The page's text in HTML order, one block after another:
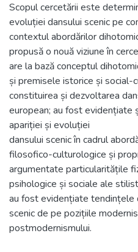
Scopul cercetării este
evoluției dansului scenic pe
contextul abordărilor
propusă o nouă viziune în
are la bază conceptul
și premisele istorice și social-
constituirea și dezvoltarea
european; au fost evidențiate
apariției și evoluției
dansului scenic în cadrul
filosofico-culturologice și
argumentate particularitățile
psihologice și sociale ale
au fost evidențiate tendințele
scenic de pe pozițiile
postmodernismului.